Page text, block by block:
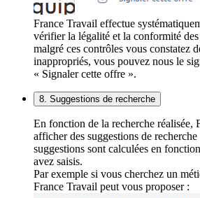
France Travail effectue
vérifier la légalité et la conformité
malgré ces contrôles vous constatez
inappropriés, vous pouvez nous le
« Signaler cette offre ».
8. Suggestions de recherche
En fonction de la recherche réalisée,
afficher des suggestions de
suggestions sont calculées en
avez saisis.
Par exemple si vous cherchez un
France Travail peut vous proposer :